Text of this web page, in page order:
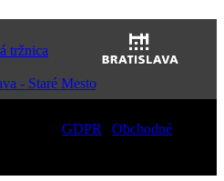
GDPR
Obchodné